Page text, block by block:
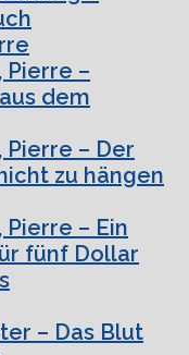
Pierre –
dem
– Der
zu hängen
– Ein
fünf Dollar
– Das Blut